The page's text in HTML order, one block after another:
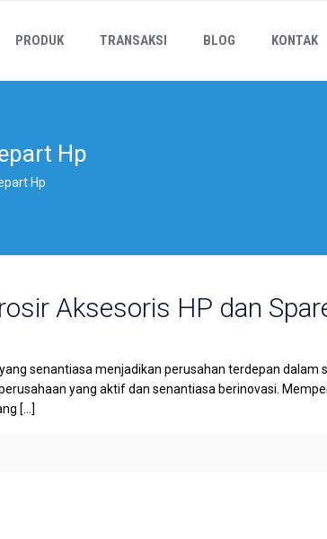
PRODUK TRANSAKSI BLOG KONTAK
Hp
Hp
Aksesoris HP dan
senantiasa menjadikan perusahan terdepan dalam
yang aktif dan senantiasa berinovasi.
[…]